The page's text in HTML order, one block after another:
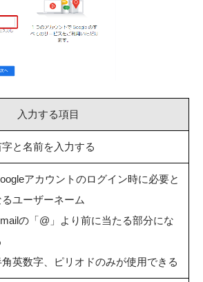
入力する項目
字と名前を入力する
アカウントのログイン時に必要と
るユーザーネーム
の「@」より前に当たる部分にな
角英数字、ピリオドのみが使用できる